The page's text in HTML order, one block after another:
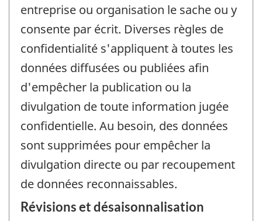
entreprise ou organisation le sache ou y
consente par écrit. Diverses règles de
confidentialité s'appliquent à toutes les
données diffusées ou publiées afin
d'empêcher la publication ou la
divulgation de toute information jugée
confidentielle. Au besoin, des données
sont supprimées pour empêcher la
divulgation directe ou par recoupement
de données reconnaissables.
Révisions et désaisonnalisation